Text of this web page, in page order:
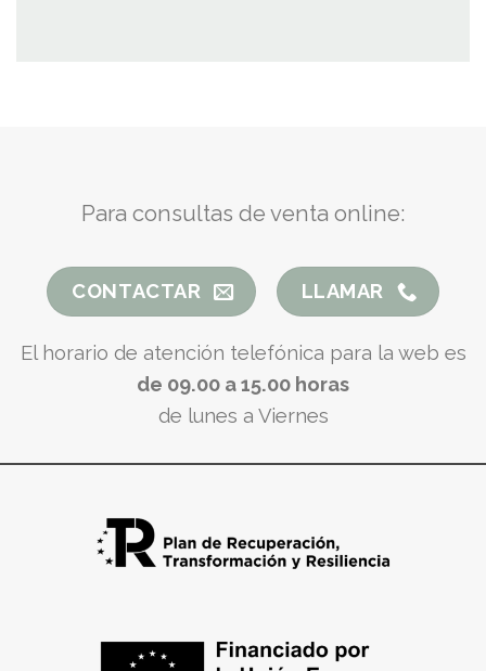
Para consultas de venta online:
CONTACTAR LLAMAR
El horario de atención telefónica para la web es
de 09.00 a 15.00 horas
de lunes a Viernes